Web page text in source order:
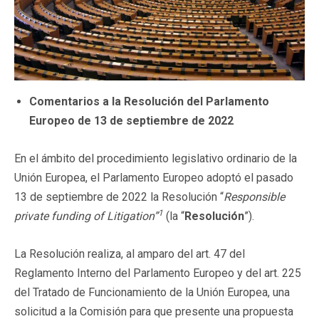
Comentarios a la Resolución del Parlamento
Europeo de 13 de septiembre de 2022
En el ámbito del procedimiento legislativo ordinario de la
Unión Europea, el Parlamento Europeo adoptó el pasado
13 de septiembre de 2022 la Resolución “Responsible
private funding of Litigation”1 (la “Resolución”).
La Resolución realiza, al amparo del art. 47 del
Reglamento Interno del Parlamento Europeo y del art. 225
del Tratado de Funcionamiento de la Unión Europea, una
solicitud a la Comisión para que presente una propuesta